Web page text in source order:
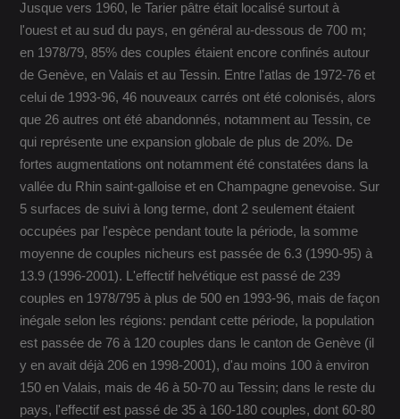
Jusque vers 1960, le Tarier pâtre était localisé surtout à
l'ouest et au sud du pays, en général au-dessous de 700 m;
en 1978/79, 85% des couples étaient encore confinés autour
de Genève, en Valais et au Tessin. Entre l'atlas de 1972-76 et
celui de 1993-96, 46 nouveaux carrés ont été colonisés, alors
que 26 autres ont été abandonnés, notamment au Tessin, ce
qui représente une expansion globale de plus de 20%. De
fortes augmentations ont notamment été constatées dans la
vallée du Rhin saint-galloise et en Champagne genevoise. Sur
5 surfaces de suivi à long terme, dont 2 seulement étaient
occupées par l'espèce pendant toute la période, la somme
moyenne de couples nicheurs est passée de 6.3 (1990-95) à
13.9 (1996-2001). L'effectif helvétique est passé de 239
couples en 1978/795 à plus de 500 en 1993-96, mais de façon
inégale selon les régions: pendant cette période, la population
est passée de 76 à 120 couples dans le canton de Genève (il
y en avait déjà 206 en 1998-2001), d'au moins 100 à environ
150 en Valais, mais de 46 à 50-70 au Tessin; dans le reste du
pays, l'effectif est passé de 35 à 160-180 couples, dont 60-80